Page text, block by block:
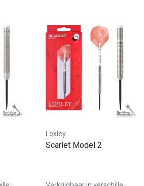
Loxley
Scarlet Model 2